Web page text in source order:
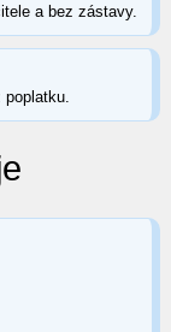
a bez zástavy.